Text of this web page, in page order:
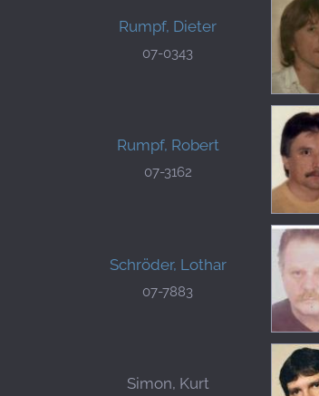
Rumpf, Dieter
07-0343
Rumpf, Robert
07-3162
Schröder, Lothar
07-7883
Simon, Kurt